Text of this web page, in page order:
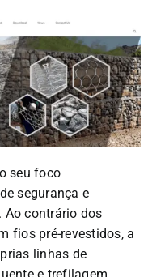
seu foco
segurança e
Ao contrário dos
fios pré-revestidos, a
linhas de